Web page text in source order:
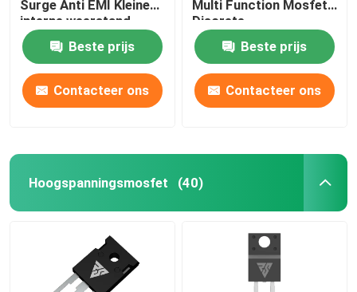
Surge Anti EMI Kleine
interne weerstand
Beste prijs
Contacteer ons
Multi Function Mosfet
Discrete
Beste prijs
Contacteer ons
Hoogspanningsmosfet (40)